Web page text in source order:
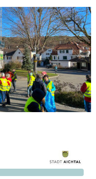
2.500 €
fehlen noch